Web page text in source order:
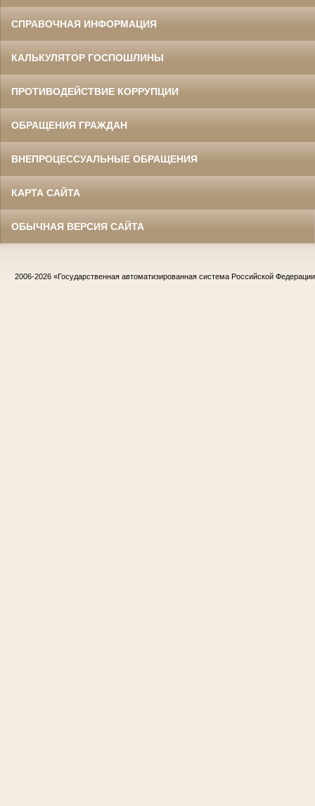
СПРАВОЧНАЯ ИНФОРМАЦИЯ
КАЛЬКУЛЯТОР ГОСПОШЛИНЫ
ПРОТИВОДЕЙСТВИЕ КОРРУПЦИИ
ОБРАЩЕНИЯ ГРАЖДАН
ВНЕПРОЦЕССУАЛЬНЫЕ ОБРАЩЕНИЯ
КАРТА САЙТА
ОБЫЧНАЯ ВЕРСИЯ САЙТА
2006-2026 «Государственная автоматизированная система Российской